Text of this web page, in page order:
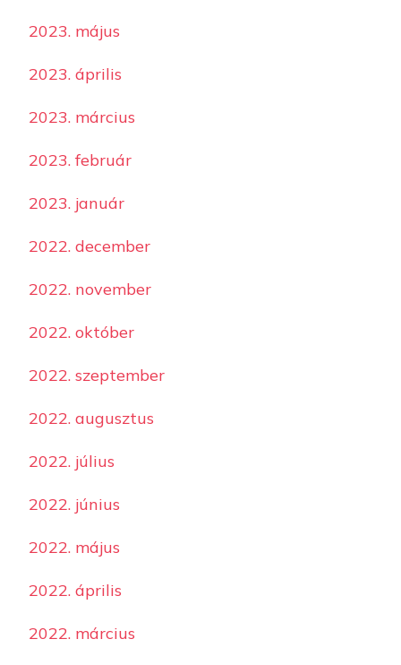
2023. május
2023. április
2023. március
2023. február
2023. január
2022. december
2022. november
2022. október
2022. szeptember
2022. augusztus
2022. július
2022. június
2022. május
2022. április
2022. március